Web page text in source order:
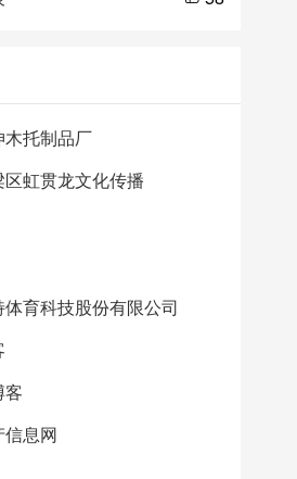
托制品厂
虹贯龙文化传播
育科技股份有限公司
客
息网